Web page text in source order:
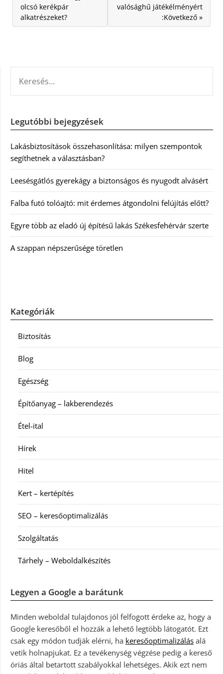
olcsó kerékpár
alkatrészeket?
valósághű játékélményért
:Következő »
Legutóbbi bejegyzések
Lakásbiztosítások összehasonlítása: milyen szempontok
segíthetnek a választásban?
Leesésgátlós gyerekágy a biztonságos és nyugodt alvásért
Falba futó tolóajtó: mit érdemes átgondolni felújítás előtt?
Egyre több az eladó új építésű lakás Székesfehérvár szerte
A szappan népszerűsége töretlen
Kategóriák
Biztosítás
Blog
Egészség
Építőanyag – lakberendezés
Étel-ital
Hírek
Hitel
Kert – kertépítés
SEO – keresőoptimalizálás
Szolgáltatás
Tárhely – Weboldalkészítés
Legyen a Google a barátunk
Minden weboldal tulajdonos jól felfogott érdeke az, hogy a
Google keresőből el hozzák a lehető legtöbb látogatót. Ezt
csak egy módon tudják elérni, ha keresőoptimalizálás alá
vetik holnapjukat. Ez a tevékenység végzése pedig a kereső
óriás által betartott szabályokkal lehetséges. Akik ezt nem